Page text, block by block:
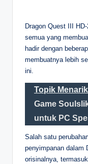
Dragon Quest III
semua yang
hadir dengan
membuatnya lebih
ini.
Topik
Game
untuk PC
Salah satu
penyimpanan dalam
orisinalnya,